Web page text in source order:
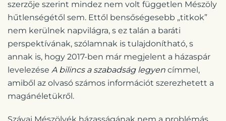
szerzője szerint mindez nem volt független Mészöly
hűtlenségétől sem. Ettől bensőségesebb „titkok”
nem kerülnek napvilágra, s ez talán a baráti
perspektívának, szólamnak is tulajdonítható, s
annak is, hogy 2017-ben már megjelent a házaspár
levelezése A bilincs a szabadság legyen címmel,
amiből az olvasó számos információt szerezhetett a
magánéletükről.